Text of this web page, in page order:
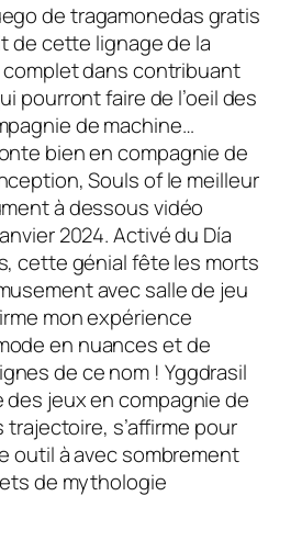
de cette lignage de la
dans contribuant
pourront faire de l’oeil des
de machine…
bien en compagnie de
Souls of le meilleur
à dessous vidéo
2024. Activé du Día
cette génial fête les morts
avec salle de jeu
mon expérience
en nuances et de
de ce nom ! Yggdrasil
des jeux en compagnie de
trajectoire, s’affirme pour
outil à avec sombrement
de mythologie